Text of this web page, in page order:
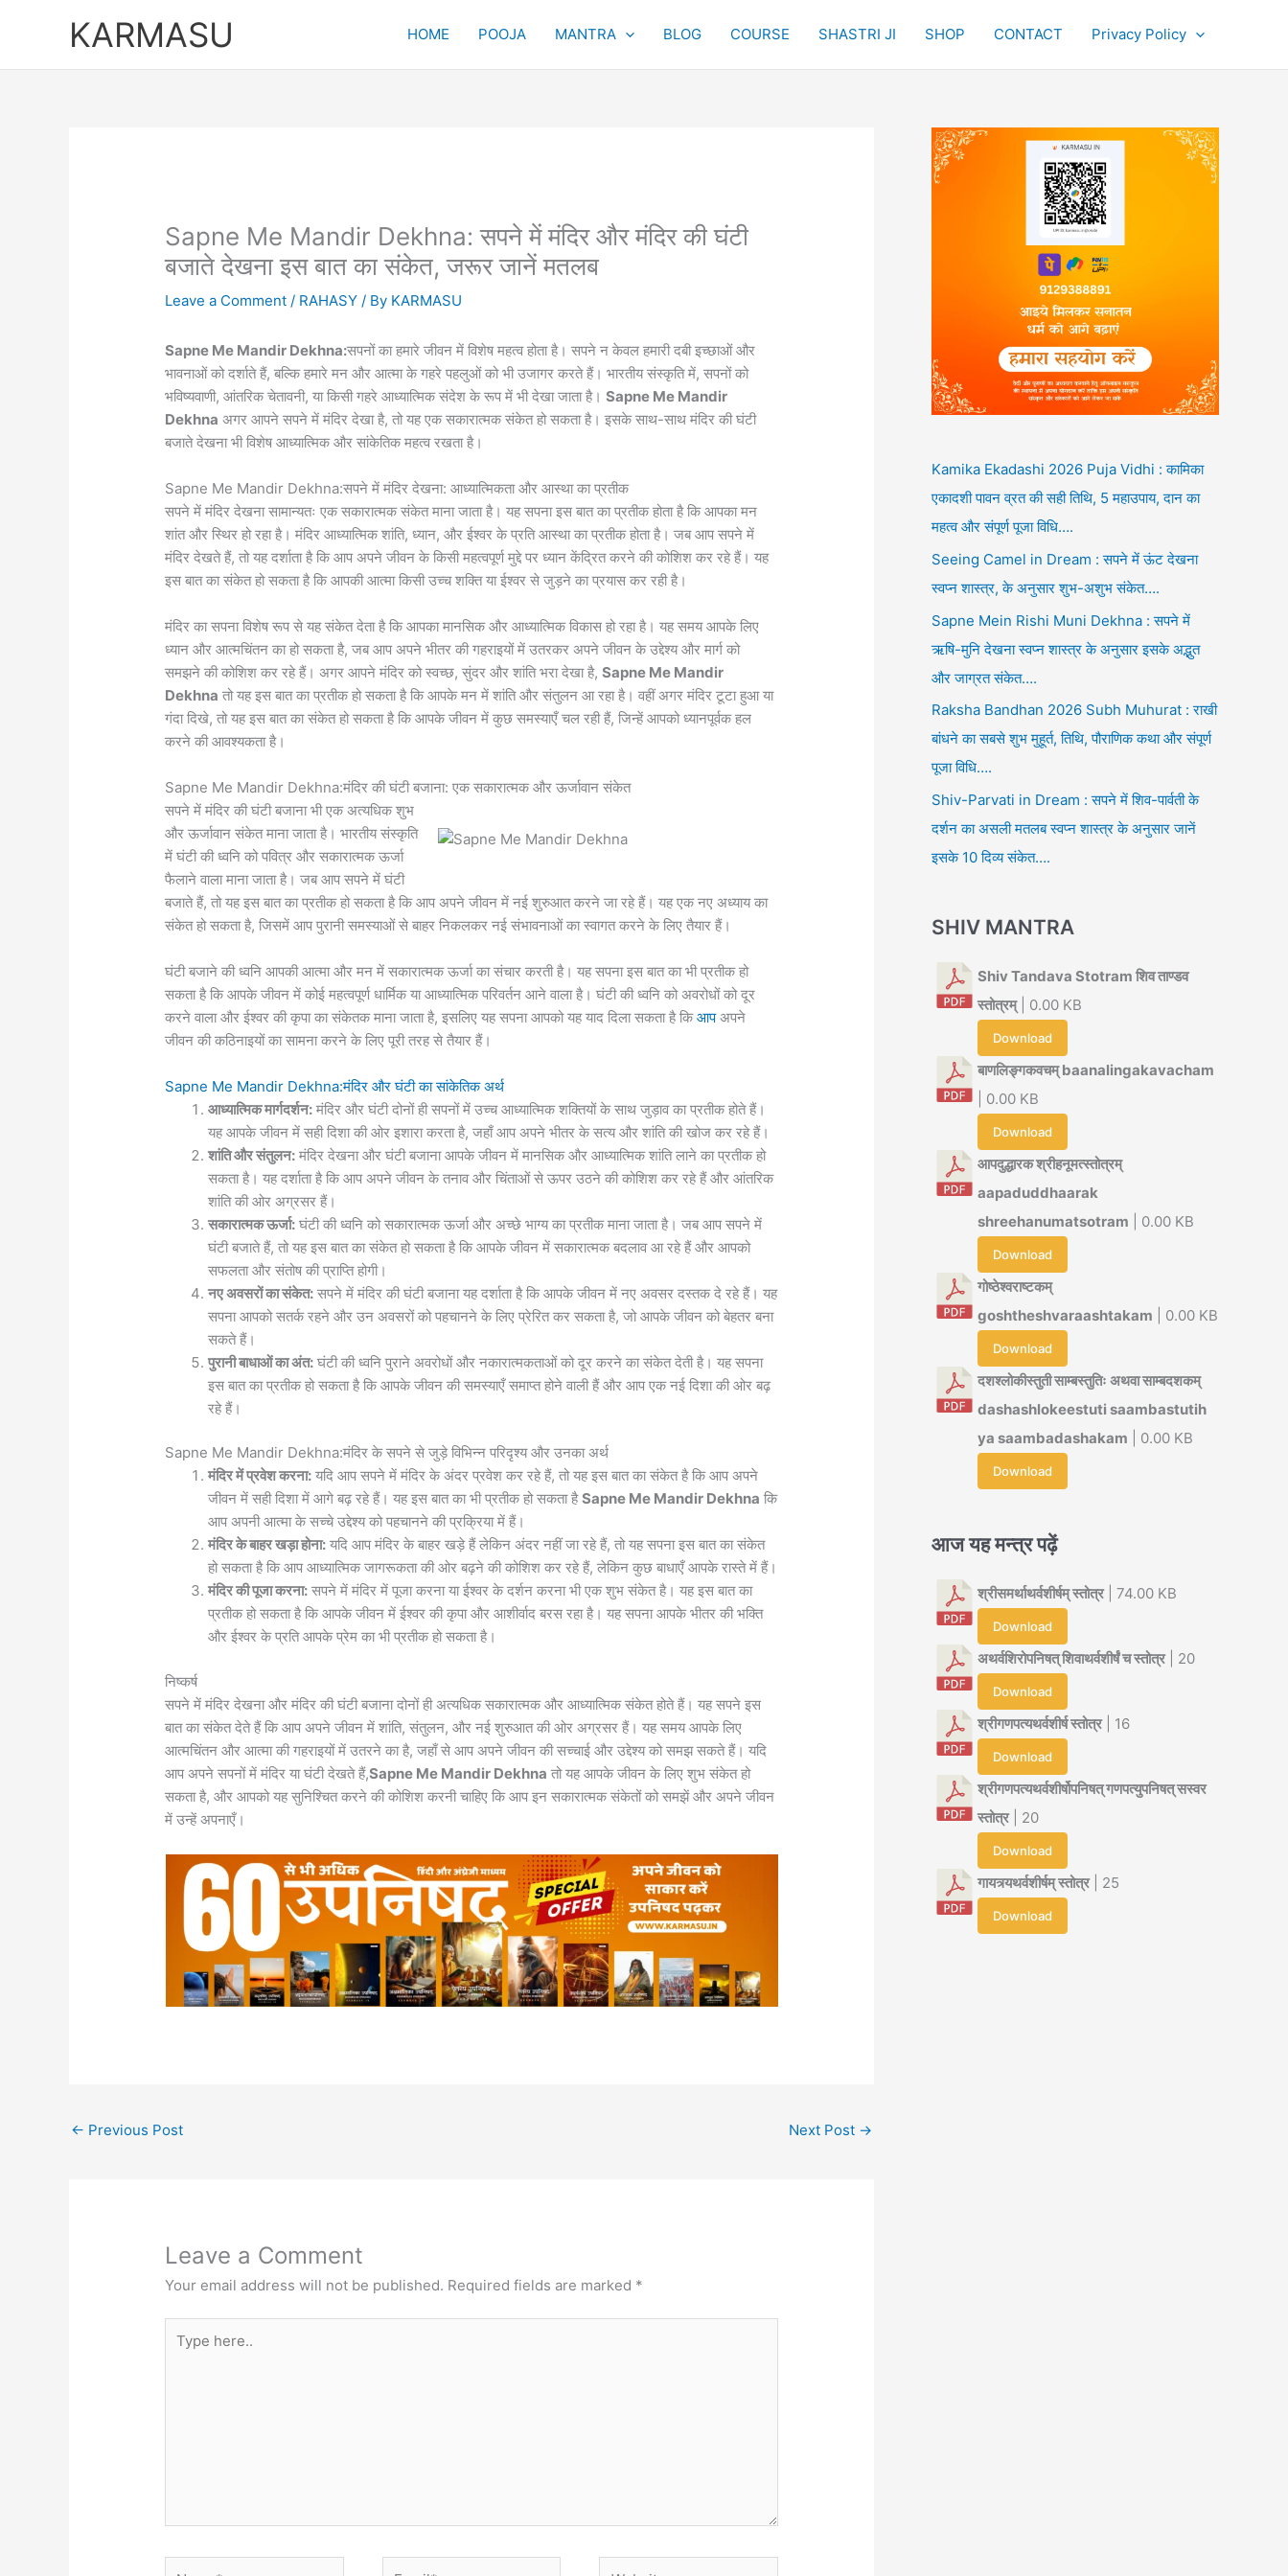
KARMASU HOME POOJA MANTRA BLOG COURSE SHASTRI JI SHOP CONTACT Privacy Policy
Sapne Me Mandir Dekhna: सपने में मंदिर और मंदिर की घंटी
बजाते देखना इस बात का संकेत, जरूर जानें मतलब
Leave a Comment / RAHASY / By KARMASU
Sapne Me Mandir Dekhna:सपनों का हमारे जीवन में विशेष महत्व होता है। सपने न केवल हमारी दबी इच्छाओं और
भावनाओं को दर्शाते हैं, बल्कि हमारे मन और आत्मा के गहरे पहलुओं को भी उजागर करते हैं। भारतीय संस्कृति में, सपनों को
भविष्यवाणी, आंतरिक चेतावनी, या किसी गहरे आध्यात्मिक संदेश के रूप में भी देखा जाता है।Sapne Me Mandir
Dekhna अगर आपने सपने में मंदिर देखा है, तो यह एक सकारात्मक संकेत हो सकता है। इसके साथ-साथ मंदिर की घंटी
बजाते देखना भी विशेष आध्यात्मिक और सांकेतिक महत्व रखता है।
Sapne Me Mandir Dekhna:सपने में मंदिर देखना: आध्यात्मिकता और आस्था का प्रतीक
सपने में मंदिर देखना सामान्यतः एक सकारात्मक संकेत माना जाता है। यह सपना इस बात का प्रतीक होता है कि आपका मन
शांत और स्थिर हो रहा है। मंदिर आध्यात्मिक शांति, ध्यान, और ईश्वर के प्रति आस्था का प्रतीक होता है। जब आप सपने में
मंदिर देखते हैं, तो यह दर्शाता है कि आप अपने जीवन के किसी महत्वपूर्ण मुद्दे पर ध्यान केंद्रित करने की कोशिश कर रहे हैं। यह
इस बात का संकेत हो सकता है कि आपकी आत्मा किसी उच्च शक्ति या ईश्वर से जुड़ने का प्रयास कर रही है।
मंदिर का सपना विशेष रूप से यह संकेत देता है कि आपका मानसिक और आध्यात्मिक विकास हो रहा है। यह समय आपके लिए
ध्यान और आत्मचिंतन का हो सकता है, जब आप अपने भीतर की गहराइयों में उतरकर अपने जीवन के उद्देश्य और मार्ग को
समझने की कोशिश कर रहे हैं। अगर आपने मंदिर को स्वच्छ, सुंदर और शांति भरा देखा है,Sapne Me Mandir
Dekhna तो यह इस बात का प्रतीक हो सकता है कि आपके मन में शांति और संतुलन आ रहा है। वहीं अगर मंदिर टूटा हुआ या
गंदा दिखे, तो यह इस बात का संकेत हो सकता है कि आपके जीवन में कुछ समस्याएँ चल रही हैं, जिन्हें आपको ध्यानपूर्वक हल
करने की आवश्यकता है।
Sapne Me Mandir Dekhna:मंदिर की घंटी बजाना: एक सकारात्मक और ऊर्जावान संकेत
सपने में मंदिर की घंटी बजाना भी एक अत्यधिक शुभ
और ऊर्जावान संकेत माना जाता है। भारतीय संस्कृति
में घंटी की ध्वनि को पवित्र और सकारात्मक ऊर्जा
फैलाने वाला माना जाता है। जब आप सपने में घंटी
बजाते हैं, तो यह इस बात का प्रतीक हो सकता है कि आप अपने जीवन में नई शुरुआत करने जा रहे हैं। यह एक नए अध्याय का
संकेत हो सकता है, जिसमें आप पुरानी समस्याओं से बाहर निकलकर नई संभावनाओं का स्वागत करने के लिए तैयार हैं।
घंटी बजाने की ध्वनि आपकी आत्मा और मन में सकारात्मक ऊर्जा का संचार करती है। यह सपना इस बात का भी प्रतीक हो
सकता है कि आपके जीवन में कोई महत्वपूर्ण धार्मिक या आध्यात्मिक परिवर्तन आने वाला है। घंटी की ध्वनि को अवरोधों को दूर
करने वाला और ईश्वर की कृपा का संकेतक माना जाता है, इसलिए यह सपना आपको यह याद दिला सकता है किआपअपने
जीवन की कठिनाइयों का सामना करने के लिए पूरी तरह से तैयार हैं।
Sapne Me Mandir Dekhna:मंदिर और घंटी का सांकेतिक अर्थ
आध्यात्मिक मार्गदर्शन: मंदिर और घंटी दोनों ही सपनों में उच्च आध्यात्मिक शक्तियों के साथ जुड़ाव का प्रतीक होते हैं।
यह आपके जीवन में सही दिशा की ओर इशारा करता है, जहाँ आप अपने भीतर के सत्य और शांति की खोज कर रहे हैं।
शांति और संतुलन: मंदिर देखना और घंटी बजाना आपके जीवन में मानसिक और आध्यात्मिक शांति लाने का प्रतीक हो
सकता है। यह दर्शाता है कि आप अपने जीवन के तनाव और चिंताओं से ऊपर उठने की कोशिश कर रहे हैं और आंतरिक
शांति की ओर अग्रसर हैं।
सकारात्मक ऊर्जा: घंटी की ध्वनि को सकारात्मक ऊर्जा और अच्छे भाग्य का प्रतीक माना जाता है। जब आप सपने में
घंटी बजाते हैं, तो यह इस बात का संकेत हो सकता है कि आपके जीवन में सकारात्मक बदलाव आ रहे हैं और आपको
सफलता और संतोष की प्राप्ति होगी।
नए अवसरों का संकेत: सपने में मंदिर की घंटी बजाना यह दर्शाता है कि आपके जीवन में नए अवसर दस्तक दे रहे हैं। यह
सपना आपको सतर्क रहने और उन अवसरों को पहचानने के लिए प्रेरित कर सकता है, जो आपके जीवन को बेहतर बना
सकते हैं।
पुरानी बाधाओं का अंत: घंटी की ध्वनि पुराने अवरोधों और नकारात्मकताओं को दूर करने का संकेत देती है। यह सपना
इस बात का प्रतीक हो सकता है कि आपके जीवन की समस्याएँ समाप्त होने वाली हैं और आप एक नई दिशा की ओर बढ़
रहे हैं।
Sapne Me Mandir Dekhna:मंदिर के सपने से जुड़े विभिन्न परिदृश्य और उनका अर्थ
मंदिर में प्रवेश करना: यदि आप सपने में मंदिर के अंदर प्रवेश कर रहे हैं, तो यह इस बात का संकेत है कि आप अपने
जीवन में सही दिशा में आगे बढ़ रहे हैं। यह इस बात का भी प्रतीक हो सकता हैSapne Me Mandir Dekhna कि
आप अपनी आत्मा के सच्चे उद्देश्य को पहचानने की प्रक्रिया में हैं।
मंदिर के बाहर खड़ा होना: यदि आप मंदिर के बाहर खड़े हैं लेकिन अंदर नहीं जा रहे हैं, तो यह सपना इस बात का संकेत
हो सकता है कि आप आध्यात्मिक जागरूकता की ओर बढ़ने की कोशिश कर रहे हैं, लेकिन कुछ बाधाएँ आपके रास्ते में हैं।
मंदिर की पूजा करना: सपने में मंदिर में पूजा करना या ईश्वर के दर्शन करना भी एक शुभ संकेत है। यह इस बात का
प्रतीक हो सकता है कि आपके जीवन में ईश्वर की कृपा और आशीर्वाद बरस रहा है। यह सपना आपके भीतर की भक्ति
और ईश्वर के प्रति आपके प्रेम का भी प्रतीक हो सकता है।
निष्कर्ष
सपने में मंदिर देखना और मंदिर की घंटी बजाना दोनों ही अत्यधिक सकारात्मक और आध्यात्मिक संकेत होते हैं। यह सपने इस
बात का संकेत देते हैं कि आप अपने जीवन में शांति, संतुलन, और नई शुरुआत की ओर अग्रसर हैं। यह समय आपके लिए
आत्मचिंतन और आत्मा की गहराइयों में उतरने का है, जहाँ से आप अपने जीवन की सच्चाई और उद्देश्य को समझ सकते हैं। यदि
आप अपने सपनों में मंदिर या घंटी देखते हैं,Sapne Me Mandir Dekhna तो यह आपके जीवन के लिए शुभ संकेत हो
सकता है, और आपको यह सुनिश्चित करने की कोशिश करनी चाहिए कि आप इन सकारात्मक संकेतों को समझें और अपने जीवन
में उन्हें अपनाएँ।
← Previous Post Next Post →
Leave a Comment
Your email address will not be published. Required fields are marked *
here..
Kamika Ekadashi 2026 Puja Vidhi : कामिका
एकादशी पावन व्रत की सही तिथि, 5 महाउपाय, दान का
महत्व और संपूर्ण पूजा विधि….
Seeing Camel in Dream : सपने में ऊंट देखना
स्वप्न शास्त्र, के अनुसार शुभ-अशुभ संकेत….
Sapne Mein Rishi Muni Dekhna : सपने में
ऋषि-मुनि देखना स्वप्न शास्त्र के अनुसार इसके अद्भुत
और जाग्रत संकेत….
Raksha Bandhan 2026 Subh Muhurat : राखी
बांधने का सबसे शुभ मुहूर्त, तिथि, पौराणिक कथा और संपूर्ण
पूजा विधि….
Shiv-Parvati in Dream : सपने में शिव-पार्वती के
दर्शन का असली मतलब स्वप्न शास्त्र के अनुसार जानें
इसके 10 दिव्य संकेत….
SHIV MANTRA
Shiv Tandava Stotram शिव ताण्डव
स्तोत्रम्| 0.00 KB
Download
बाणलिङ्गकवचम् baanalingakavacham
| 0.00 KB
Download
आपदुद्धारक श्रीहनूमत्स्तोत्रम्
aapaduddhaarak
shreehanumatsotram | 0.00 KB
Download
गोष्ठेश्वराष्टकम्
goshtheshvaraashtakam | 0.00 KB
Download
दशश्लोकीस्तुती साम्बस्तुतिः अथवा साम्बदशकम्
dashashlokeestuti saambastutih
ya saambadashakam | 0.00 KB
Download
आज यह मन्त्र पढ़ें
श्रीसमर्थाथर्वशीर्षम् स्तोत्र| 74.00 KB
Download
अथर्वशिरोपनिषत् शिवाथर्वशीर्षं च स्तोत्र| 20
Download
श्रीगणपत्यथर्वशीर्ष स्तोत्र| 16
Download
श्रीगणपत्यथर्वशीर्षोपनिषत् गणपत्युपनिषत् सस्वर
स्तोत्र| 20
Download
गायत्र्यथर्वशीर्षम् स्तोत्र| 25
Download